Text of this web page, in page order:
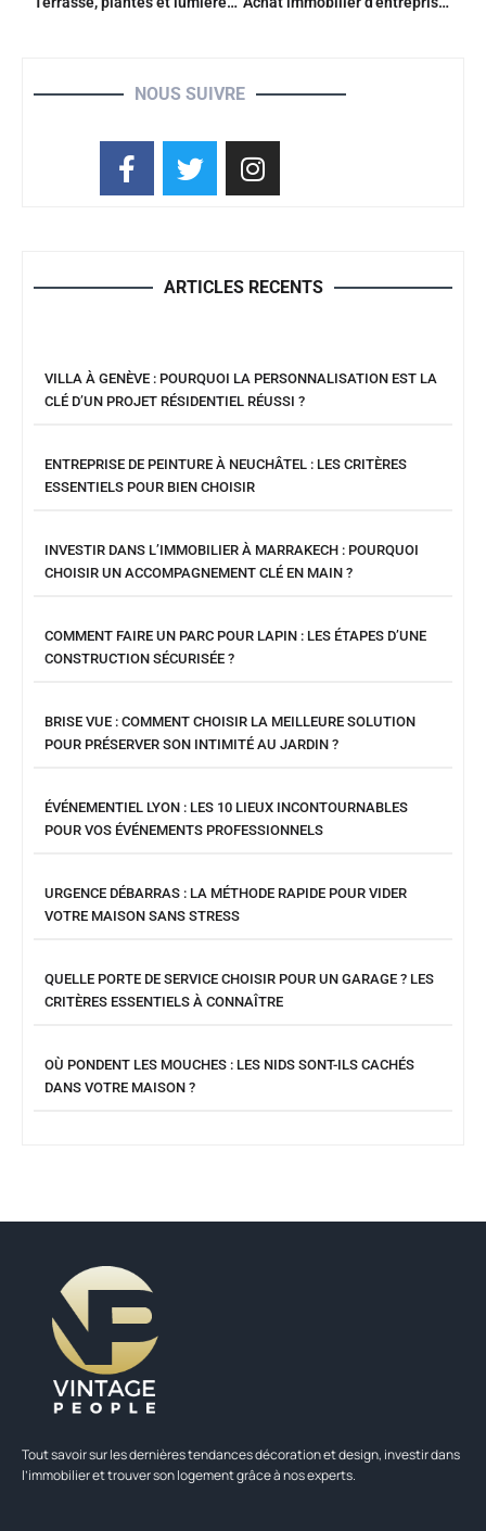
NOUS SUIVRE
ARTICLES RECENTS
VILLA À GENÈVE : POURQUOI LA PERSONNALISATION EST LA
CLÉ D’UN PROJET RÉSIDENTIEL RÉUSSI ?
ENTREPRISE DE PEINTURE À NEUCHÂTEL : LES CRITÈRES
ESSENTIELS POUR BIEN CHOISIR
INVESTIR DANS L’IMMOBILIER À MARRAKECH : POURQUOI
CHOISIR UN ACCOMPAGNEMENT CLÉ EN MAIN ?
COMMENT FAIRE UN PARC POUR LAPIN : LES ÉTAPES D’UNE
CONSTRUCTION SÉCURISÉE ?
BRISE VUE : COMMENT CHOISIR LA MEILLEURE SOLUTION
POUR PRÉSERVER SON INTIMITÉ AU JARDIN ?
ÉVÉNEMENTIEL LYON : LES 10 LIEUX INCONTOURNABLES
POUR VOS ÉVÉNEMENTS PROFESSIONNELS
URGENCE DÉBARRAS : LA MÉTHODE RAPIDE POUR VIDER
VOTRE MAISON SANS STRESS
QUELLE PORTE DE SERVICE CHOISIR POUR UN GARAGE ? LES
CRITÈRES ESSENTIELS À CONNAÎTRE
OÙ PONDENT LES MOUCHES : LES NIDS SONT-ILS CACHÉS
DANS VOTRE MAISON ?
Tout savoir sur les dernières tendances décoration et design, investir dans
l’immobilier et trouver son logement grâce à nos experts.